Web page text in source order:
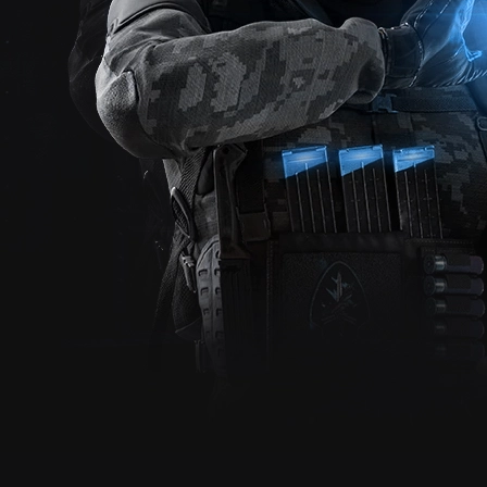
Na forum pojawił się nowy motyw wykonany po
a wraz z nim jeszcze
Zajrzyj do poniższego tematu by